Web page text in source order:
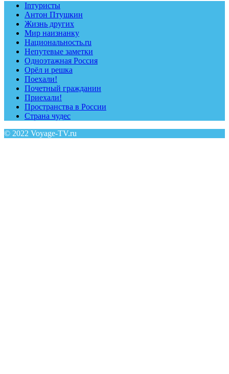
Inтуристы
Антон Птушкин
Жизнь других
Мир наизнанку
Национальность.ru
Непутевые заметки
Одноэтажная Россия
Орёл и решка
Поехали!
Почетный гражданин
Приехали!
Пространства в России
Страна чудес
© 2022 Voyage-TV.ru